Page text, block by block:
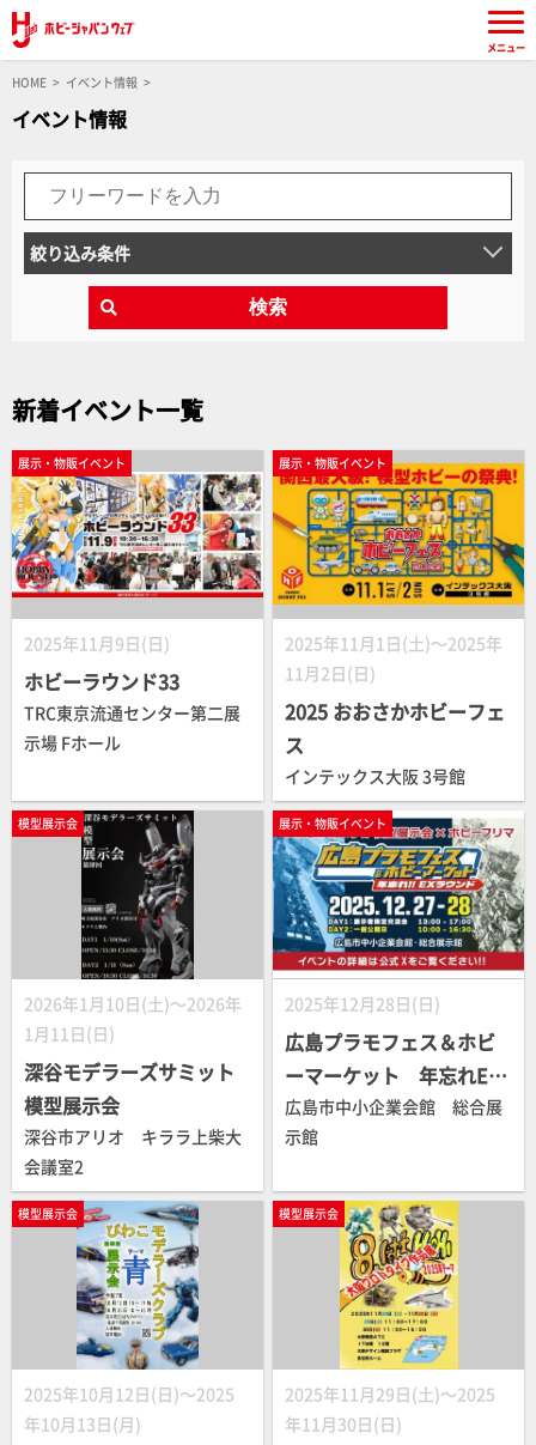
HOME イベント情報
イベント情報
絞り込み条件
検索
新着イベント一覧
展示・物販イベント
2025年11月9日(日)
ホビーラウンド33
TRC東京流通センター第二展
示場 Fホール
展示・物販イベント
2025年11月1日(土)～2025年
11月2日(日)
2025 おおさかホビーフェ
ス
インテックス大阪 3号館
模型展示会
2026年1月10日(土)～2026年
1月11日(日)
深谷モデラーズサミット
模型展示会
深谷市アリオ キララ上柴大
会議室2
展示・物販イベント
2025年12月28日(日)
広島プラモフェス＆ホビ
ーマーケット 年忘れEX
ラウンド
広島市中小企業会館 総合展
示館
模型展示会
2025年10月12日(日)～2025
年10月13日(月)
模型展示会
2025年11月29日(土)～2025
年11月30日(日)
メニュー